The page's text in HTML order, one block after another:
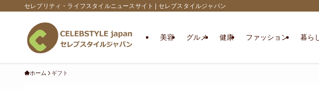
セレブリティ・ライフスタイルニュースサイト | セレブスタイルジャパン
美容 グルメ 健康 ファッション 暮ら
ホーム ギフト